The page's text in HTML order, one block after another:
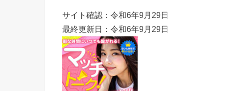
サイト確認：令和6年9月29日
最終更新日：令和6年9月29日